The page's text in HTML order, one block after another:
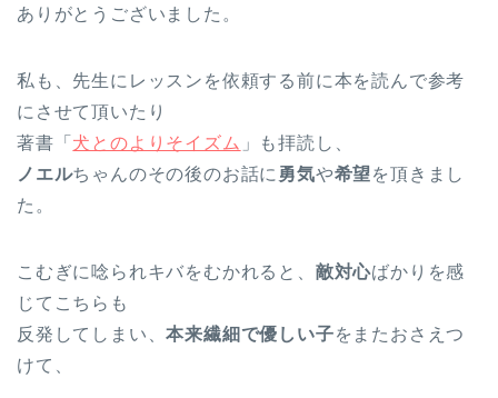
ありがとうございました。
私も、先生にレッスンを依頼する前に本を読んで参考
にさせて頂いたり
著書「 犬とのよりそイズム 」も拝読し、
ノエルちゃんのその後のお話に 勇気や希望を頂きまし
た。
こむぎに唸られキバをむかれると、 敵対心ばかりを感
じてこちらも
反発してしまい、本来繊細で優しい子をまたおさえつ
けて、